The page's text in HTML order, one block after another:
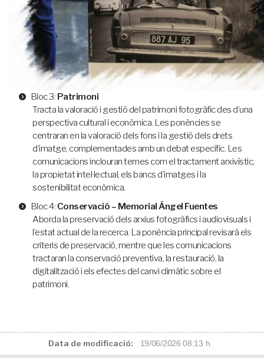
Bloc 3: Patrimoni
Tracta la valoració i gestió del patrimoni fotogràfic des d’una
perspectiva cultural i econòmica. Les ponències se
centraran en la valoració dels fons i la gestió dels drets
d’imatge, complementades amb un debat específic. Les
comunicacions inclouran temes com el tractament arxivístic,
la propietat intel·lectual, els bancs d’imatges i la
sostenibilitat econòmica.
Bloc 4: Conservació – Memorial Ángel Fuentes
Aborda la preservació dels arxius fotogràfics i audiovisuals i
l’estat actual de la recerca. La ponència principal revisarà els
criteris de preservació, mentre que les comunicacions
tractaran la conservació preventiva, la restauració, la
digitalització i els efectes del canvi climàtic sobre el
patrimoni.
Data de modificació: 19/06/2026 08:13 h